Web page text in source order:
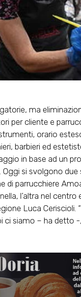
ma
per cliente e
orario
barbieri ed
in base ad un
si svolgono
di parrucchiere
l’altra nel
Luca Ceriscioli.
siamo – ha detto -